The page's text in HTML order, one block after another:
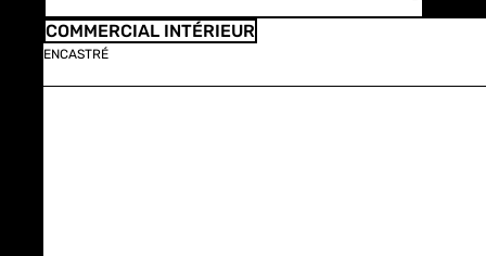
COMMERCIAL INTÉRIEUR
ENCASTRÉ